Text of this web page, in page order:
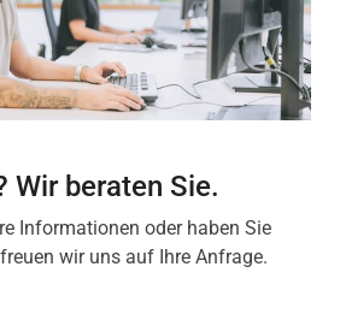
Wir beraten Sie.
Informationen oder haben Sie
wir uns auf Ihre Anfrage.